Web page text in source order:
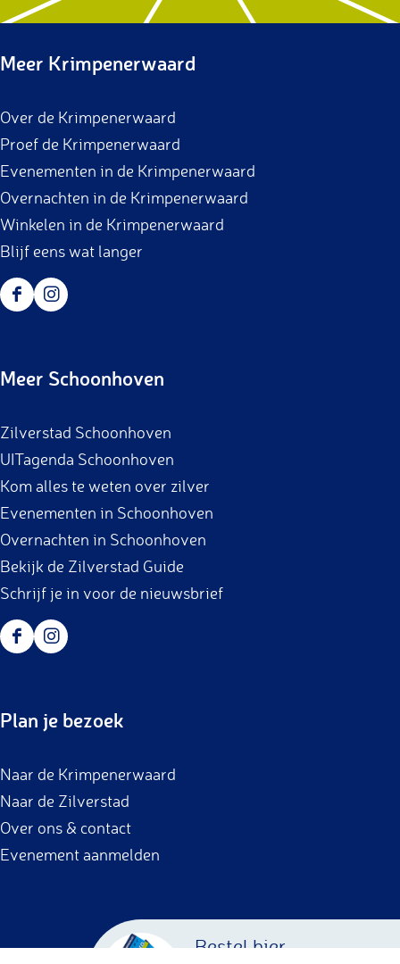
Meer Krimpenerwaard
Over de Krimpenerwaard
Proef de Krimpenerwaard
Evenementen in de Krimpenerwaard
Overnachten in de Krimpenerwaard
Winkelen in de Krimpenerwaard
Blijf eens wat langer
F
e
o
o
k
I
t
g
r
a
m
Meer Schoonhoven
Zilverstad Schoonhoven
UITagenda Schoonhoven
Kom alles te weten over zilver
Evenementen in Schoonhoven
Overnachten in Schoonhoven
Bekijk de Zilverstad Guide
Schrijf je in voor de nieuwsbrief
F
e
o
o
k
I
t
g
r
a
m
Plan je bezoek
Naar de Krimpenerwaard
Naar de Zilverstad
Over ons & contact
Evenement aanmelden
Bestel hier